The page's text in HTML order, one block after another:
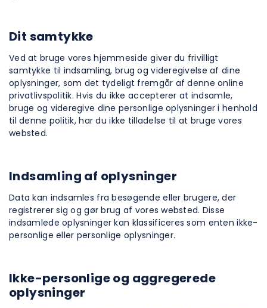
Dit samtykke
Ved at bruge vores hjemmeside giver du frivilligt
samtykke til indsamling, brug og videregivelse af dine
oplysninger, som det tydeligt fremgår af denne online
privatlivspolitik. Hvis du ikke accepterer at indsamle,
bruge og videregive dine personlige oplysninger i henhold
til denne politik, har du ikke tilladelse til at bruge vores
websted.
Indsamling af oplysninger
Data kan indsamles fra besøgende eller brugere, der
registrerer sig og gør brug af vores websted. Disse
indsamlede oplysninger kan klassificeres som enten ikke-
personlige eller personlige oplysninger.
Ikke-personlige og aggregerede
oplysninger